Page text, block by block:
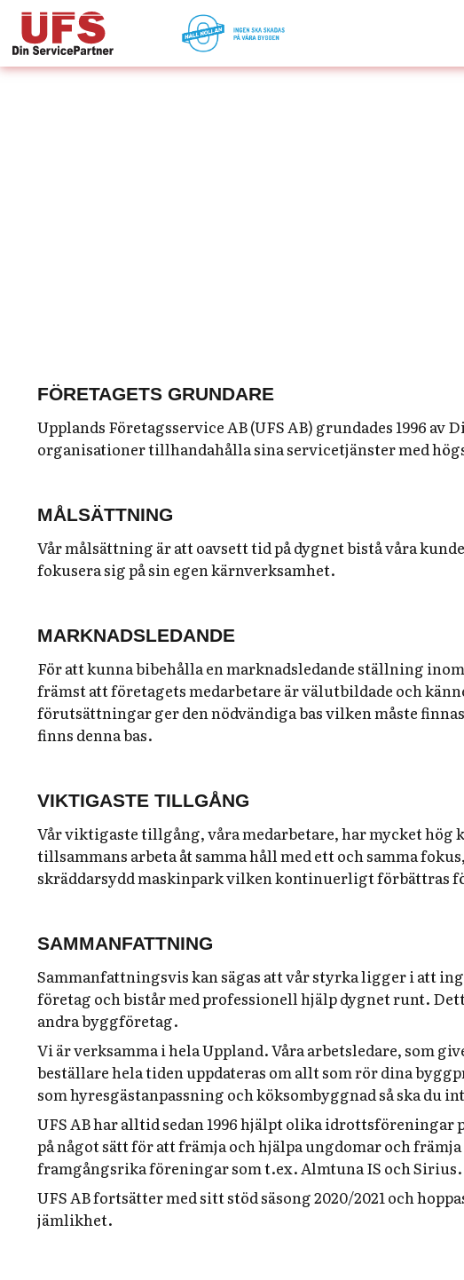
FÖRETAGETS GRUNDARE
Upplands Företagsservice AB (UFS AB) grundades 1996
organisationer tillhandahålla sina servicetjänster med
MÅLSÄTTNING
Vår målsättning är att oavsett tid på dygnet bistå våra
fokusera sig på sin egen kärnverksamhet.
MARKNADSLEDANDE
För att kunna bibehålla en marknadsledande ställning
främst att företagets medarbetare är välutbildade och
förutsättningar ger den nödvändiga bas vilken måste
finns denna bas.
VIKTIGASTE TILLGÅNG
Vår viktigaste tillgång, våra medarbetare, har mycket hög
tillsammans arbeta åt samma håll med ett och samma
skräddarsydd maskinpark vilken kontinuerligt förbättras
SAMMANFATTNING
Sammanfattningsvis kan sägas att vår styrka ligger i att
företag och bistår med professionell hjälp dygnet runt.
andra byggföretag.
Vi är verksamma i hela Uppland. Våra arbetsledare, som
beställare hela tiden uppdateras om allt som rör dina
som hyresgästanpassning och köksombyggnad så ska du
UFS AB har alltid sedan 1996 hjälpt olika
på något sätt för att främja och hjälpa ungdomar och
framgångsrika föreningar som t.ex. Almtuna IS och Sirius.
UFS AB fortsätter med sitt stöd säsong 2020/2021 och
jämlikhet.